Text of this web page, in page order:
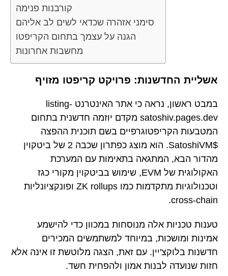
קורבנות פנימה
סימני אזהרה שכדאי לשים לב אליהם
הגנה על עצמך בתחום הקריפטו
מחשבות אחרונות
אשליית החדשנות: פרויקט קריפטו מזויף
במבט ראשון, נראה כי אתר האינטרנט listing-
satoshiv.pages.dev מקדם יוזמה חדשנית בתחום
המטבעות הקריפטוגרפיים בשם תוכנית ההפצה
$SatoshiVM. הוא מוצג כפתרון שכבה 2 של ביטקוין
מהדור הבא, המתגאה בתאימות עם המערכת
האקולוגית של EVM, שימוש בביטקוין מקורי כגז
וטכנולוגיות מתקדמות כמו ZK rollups ופונקציונליות
cross-chain.
טענות טכניות אלה מנוסחות במכוון כדי להישמע
אמינות ומושכות, במיוחד למשתמשים המכירים
חדשנות בלוקצ'יין. עם זאת, הצגה מלוטשת זו אינה אלא
חזות שנועדה לבנות אמון ולהפחית חשד.